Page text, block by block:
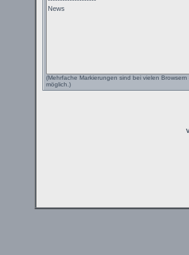
(Mehrfache Markierungen sind bei vielen
möglich.)